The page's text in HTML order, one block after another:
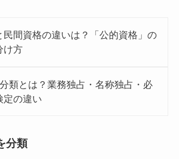
民間資格の違いは？「公的資格」の
け方
類とは？業務独占・名称独占・必
定の違い
分類